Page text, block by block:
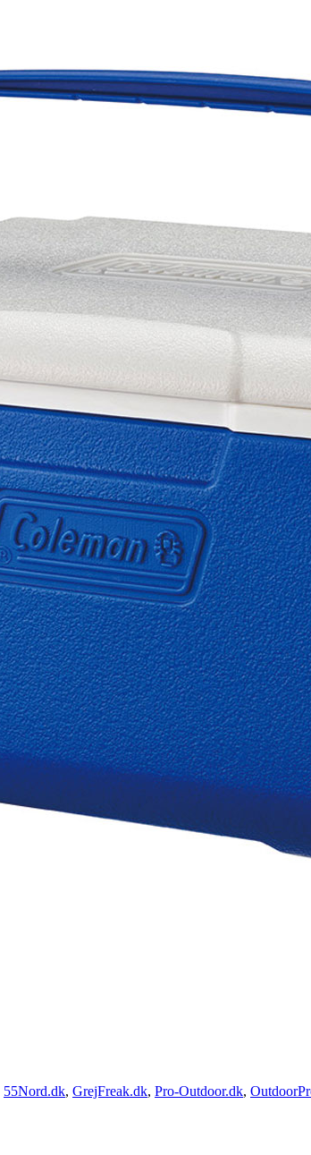
55Nord.dk, GrejFreak.dk, Pro-Outdoor.dk,